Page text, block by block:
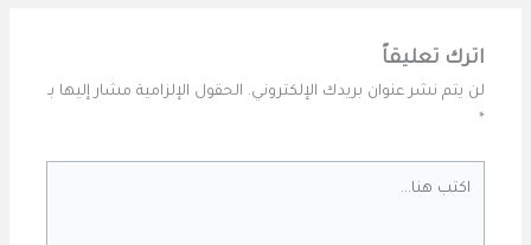
اترك تعليقاً
لن يتم نشر عنوان بريدك الإلكتروني. الحقول الإلزامية مشار إليها بـ
*